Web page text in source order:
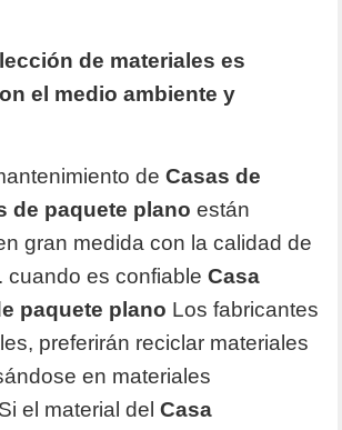
de materiales es
el medio ambiente y
deCasas de
de paquete planoestán
gran medida con la calidad de
cuando es confiableCasa
paquete plano Los fabricantes
preferirán reciclar materiales
en materiales
el material delCasa